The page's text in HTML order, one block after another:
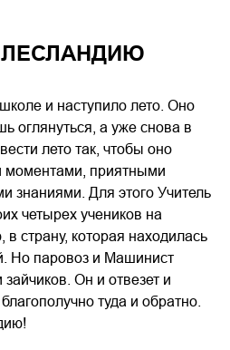
ЛЕСЛАНДИЮ
и наступило лето. Оно
оглянуться, а уже снова в
лето так, чтобы оно
моментами, приятными
знаниями. Для этого Учитель
четырех учеников на
страну, которая находилась
Но паровоз и Машинист
зайчиков. Он и отвезет и
туда и обратно.